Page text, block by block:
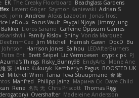
EK The Creaky Floorboard Beachglass Gardens
Levent Göçer Szymon Kaniewski Adrian S
john Andrew Alexis Lazootin
Jonas Trost
LeDoux Focus Vault Fayçal Njoya Jimmy Jung
Bakker Lloros Sarano Caffeine Oppsum Games
Family Rislov Shiny Vonda Marquez
DeeEmmCee Jim Mitchell Hamish Gawn DocD Bu
Harrison Jones Saihou LEDAfterBurners
Tsitra Eht Brett Seipel Liz Vermoesen cryptic pk PJ
Things Risky_Bunny98 EndyArts Mone Ane
張 Jakub Kukuryk Kemberlyn Pegus BOOSTED UK
Mitchell Winn Tania Ieva Straupmane 金 康
Manfred Philipp Jainz Марина Ск Dave Child
Rene 名氏 无 Chris Priscott Thomas Rigg
Overshafter Madeleine Andersson